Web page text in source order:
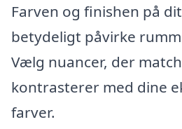
Farven og finishen på
betydeligt påvirke
Vælg nuancer, der
kontrasterer med dine
farver.